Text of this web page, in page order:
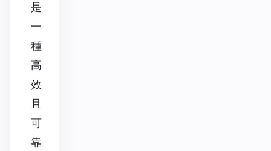
是
一
種
高
效
且
可
靠